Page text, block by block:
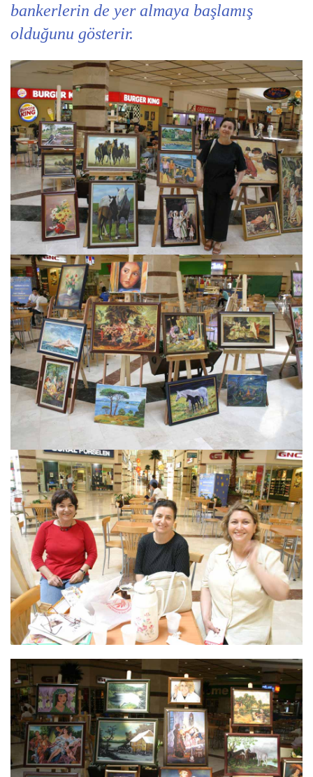
bankerlerin de yer almaya başlamış
olduğunu gösterir.